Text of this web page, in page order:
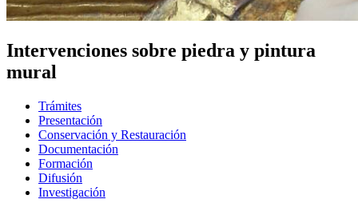
Intervenciones sobre piedra y pintura
mural
Trámites
Presentación
Conservación y Restauración
Documentación
Formación
Difusión
Investigación